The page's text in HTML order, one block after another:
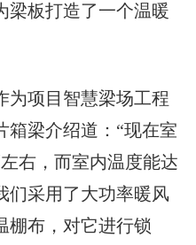
梁板打造了一个温暖
为项目智慧梁场工程
箱梁介绍道：“现在室
右，而室内温度能达
们采用了大功率暖风
棚布，对它进行锁